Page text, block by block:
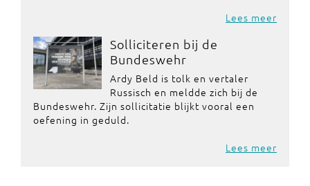
Lees meer
Solliciteren bij de
Bundeswehr
Ardy Beld is tolk en vertaler
Russisch en meldde zich bij de
Bundeswehr. Zijn sollicitatie blijkt vooral een
oefening in geduld.
Lees meer